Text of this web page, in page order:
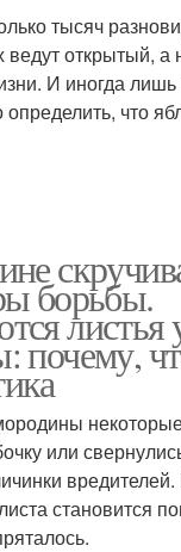
тысяч
ведут открытый, а
И иногда
что
борьбы.
листья
почему,
или
становится